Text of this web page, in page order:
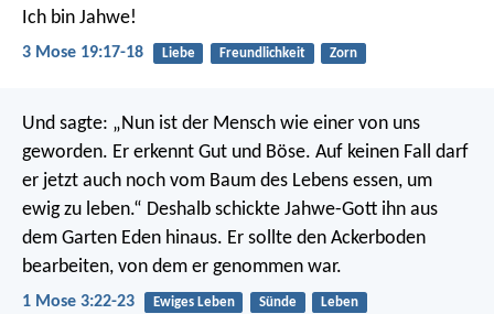
Ich bin Jahwe!
3 Mose 19:17-18 Liebe Freundlichkeit Zorn
Und sagte: „Nun ist der Mensch wie einer von uns
geworden. Er erkennt Gut und Böse. Auf keinen Fall darf
er jetzt auch noch vom Baum des Lebens essen, um
ewig zu leben.“ Deshalb schickte Jahwe-Gott ihn aus
dem Garten Eden hinaus. Er sollte den Ackerboden
bearbeiten, von dem er genommen war.
1 Mose 3:22-23 Ewiges Leben Sünde Leben